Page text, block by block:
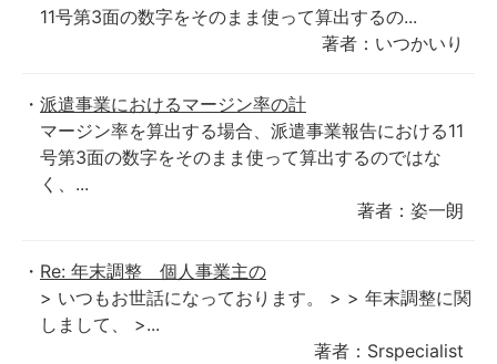
11号第3面の数字をそのまま使って算出するの...
著者：いつかいり
派遣事業におけるマージン率の計
マージン率を算出する場合、派遣事業報告における11
号第3面の数字をそのまま使って算出するのではな
く、...
著者：姿一朗
Re: 年末調整 個人事業主の
> いつもお世話になっております。 > > 年末調整に関
しまして、 >...
著者：Srspecialist